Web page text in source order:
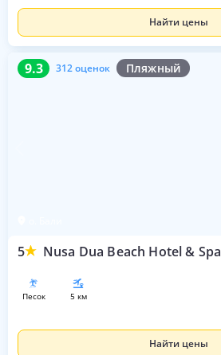
Найти цены
9.3 312 оценок Пляжный
5 Nusa Dua Beach Hotel & Spa
9.3 312 оценок
песок 5 км
Найти цены